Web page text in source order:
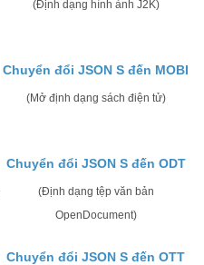
(Định dạng hình ảnh J2K)
Chuyển đổi JSON S đến MOBI
(Mở định dạng sách điện tử)
Chuyển đổi JSON S đến ODT
(Định dạng tệp văn bản
OpenDocument)
Chuyển đổi JSON S đến OTT